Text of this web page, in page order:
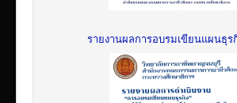
รายงานผลการอบรมเขียนแผนธุ